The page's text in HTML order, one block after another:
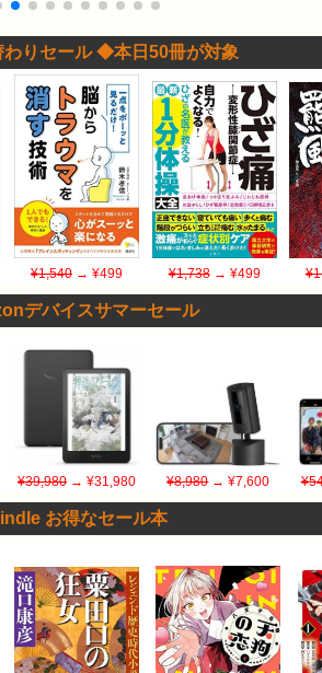
わりセール ◆本日50冊が対象
¥1,540 → ¥499 ¥1,738→ ¥499
デバイスサマーセール
¥39,980→ ¥31,980 ¥8,980→ ¥7,600
お得なセール本